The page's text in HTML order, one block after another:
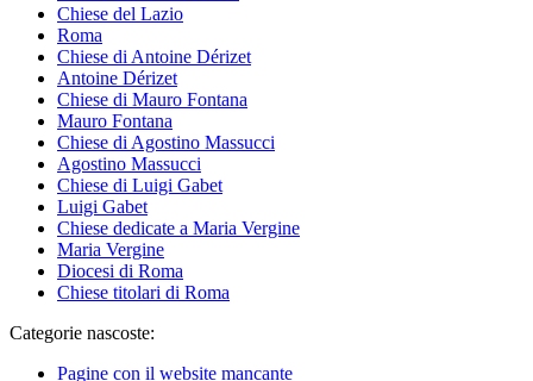
Chiese del Lazio
Roma
Chiese di Antoine Dérizet
Antoine Dérizet
Chiese di Mauro Fontana
Mauro Fontana
Chiese di Agostino Massucci
Agostino Massucci
Chiese di Luigi Gabet
Luigi Gabet
Chiese dedicate a Maria Vergine
Maria Vergine
Diocesi di Roma
Chiese titolari di Roma
Categorie nascoste:
Pagine con il website mancante